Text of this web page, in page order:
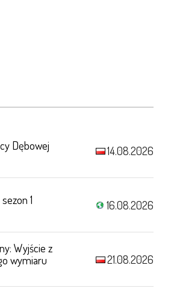
Dębowej 14.08.2026
1 16.08.2026
Wyjście z
wymiaru
21.08.2026